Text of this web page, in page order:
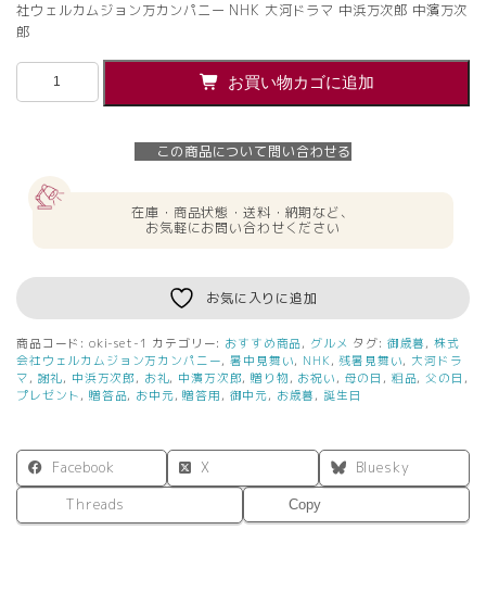
社ウェルカムジョン万カンパニー NHK 大河ドラマ 中浜万次郎 中濱万次
郎
お
ン
万
郎
の
ふ
と
土
清
お買い物カゴに追加
この商品について問い合わせる
在庫・商品状態・送料・納期など、
お気軽にお問い合わせください
お気に入りに追加
商品コード: oki-set-1 カテゴリー: おすすめ商品, グルメ タグ: 御歳暮 , 株式
会社ウェルカムジョン万カンパニー,暑中見舞い, NHK ,残暑見舞い, 大河ドラ
マ , 謝礼, 中浜万次郎 , お礼, 中濱万次郎,贈り物 , お祝い , 母の日 , 粗品, 父の日 ,
プレゼント , 贈答品, お中元,贈答用 , 御中元, お歳暮 , 誕生日
Facebook X
Bluesky
Threads
Copy